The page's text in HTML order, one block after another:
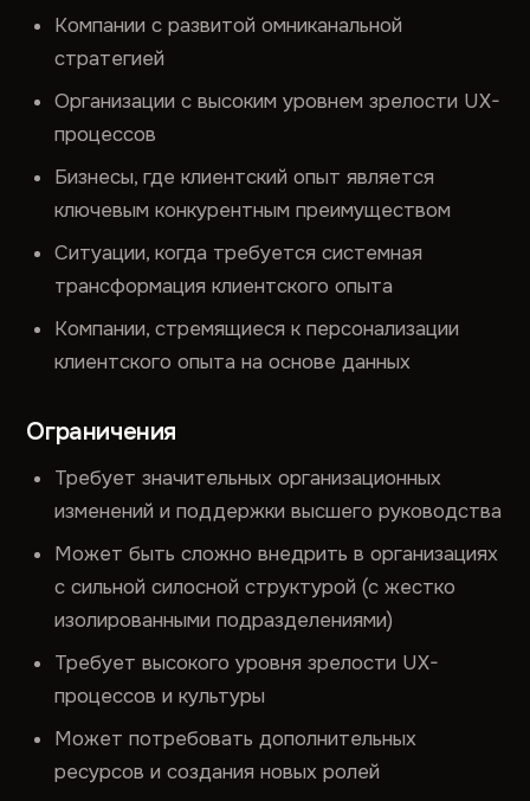
Компании с развитой омниканальной
стратегией
Организации с высоким уровнем зрелости UX-
процессов
Бизнесы, где клиентский опыт является
ключевым конкурентным преимуществом
Ситуации, когда требуется системная
трансформация клиентского опыта
Компании, стремящиеся к персонализации
клиентского опыта на основе данных
Ограничения
Требует значительных организационных
изменений и поддержки высшего руководства
Может быть сложно внедрить в организациях
с сильной силосной структурой (с жестко
изолированными подразделениями)
Требует высокого уровня зрелости UX-
процессов и культуры
Может потребовать дополнительных
ресурсов и создания новых ролей